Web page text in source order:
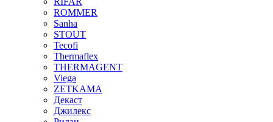
ROMMER
Sanha
STOUT
Tecofi
Thermaflex
THERMAGENT
Viega
ZETKAMA
Декаст
Джилекс